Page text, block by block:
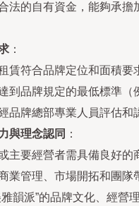
法的自有資金，能夠承
：
賃符合品牌定位和面積要
到品牌規定的最低標準（
品牌總部專業人員評估和
與理念認同 ：
主要經營者需具備良好的
業管理、市場開拓和團隊
韻派”的品牌文化、經營